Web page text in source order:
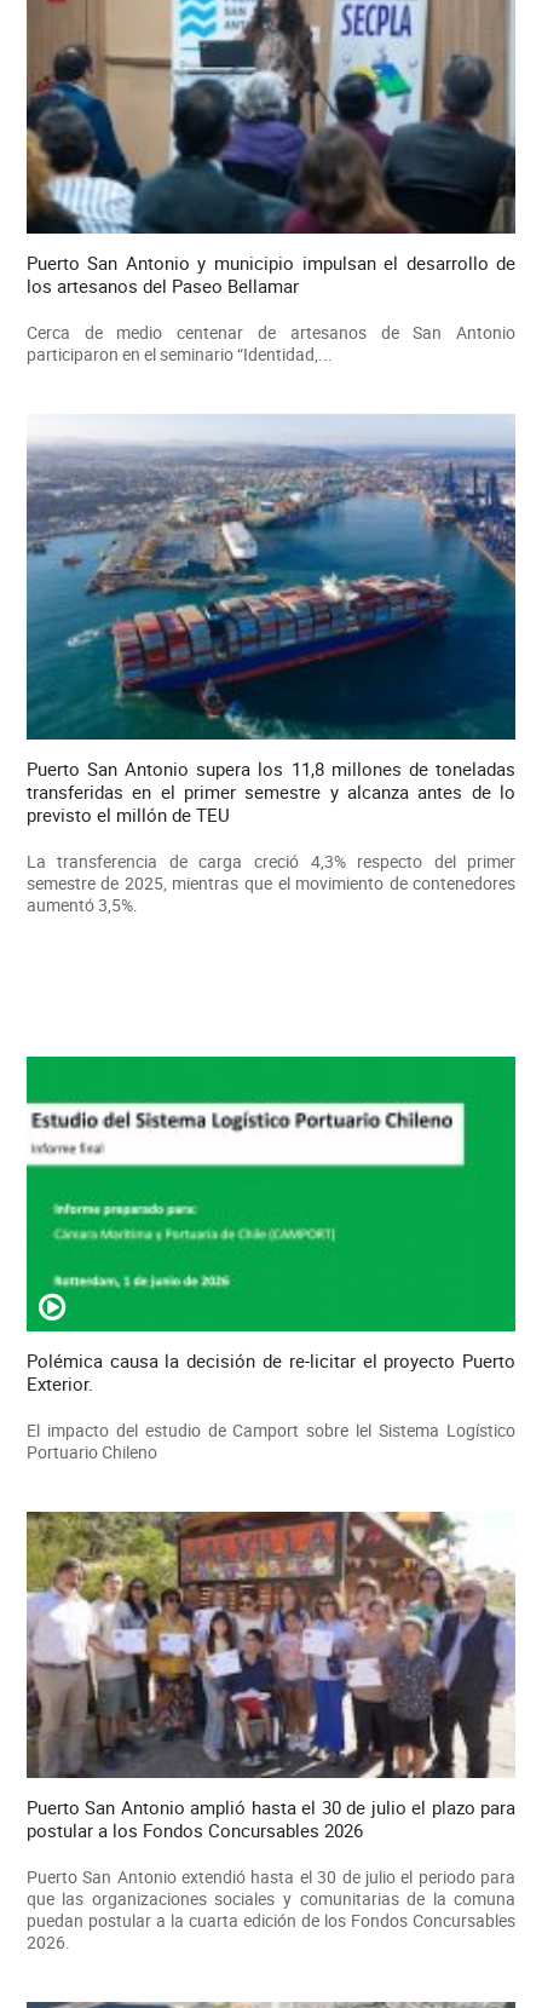
Puerto San Antonio y municipio impulsan el desarrollo de
los artesanos del Paseo Bellamar
Cerca de medio centenar de artesanos de San Antonio
participaron en el seminario “Identidad,...
Puerto San Antonio supera los 11,8 millones de toneladas
transferidas en el primer semestre y alcanza antes de lo
previsto el millón de TEU
La transferencia de carga creció 4,3% respecto del primer
semestre de 2025, mientras que el movimiento de contenedores
aumentó 3,5%.
Polémica causa la decisión de re-licitar el proyecto Puerto
Exterior.
El impacto del estudio de Camport sobre lel Sistema Logístico
Portuario Chileno
Puerto San Antonio amplió hasta el 30 de julio el plazo para
postular a los Fondos Concursables 2026
Puerto San Antonio extendió hasta el 30 de julio el periodo para
que las organizaciones sociales y comunitarias de la comuna
puedan postular a la cuarta edición de los Fondos Concursables
2026.